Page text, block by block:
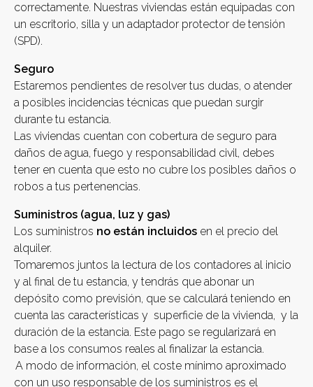
correctamente. Nuestras viviendas están equipadas con
un escritorio, silla y un adaptador protector de tensión
(SPD).
Seguro
Estaremos pendientes de resolver tus dudas, o atender
a posibles incidencias técnicas que puedan surgir
durante tu estancia.
Las viviendas cuentan con cobertura de seguro para
daños de agua, fuego y responsabilidad civil, debes
tener en cuenta que esto no cubre los posibles daños o
robos a tus pertenencias.
Suministros (agua, luz y gas)
Los suministros no están incluidos en el precio del
alquiler.
Tomaremos juntos la lectura de los contadores al inicio
y al final de tu estancia, y tendrás que abonar un
depósito como previsión, que se calculará teniendo en
cuenta las características y superficie de la vivienda, y la
duración de la estancia. Este pago se regularizará en
base a los consumos reales al finalizar la estancia.
A modo de información, el coste mínimo aproximado
con un uso responsable de los suministros es el